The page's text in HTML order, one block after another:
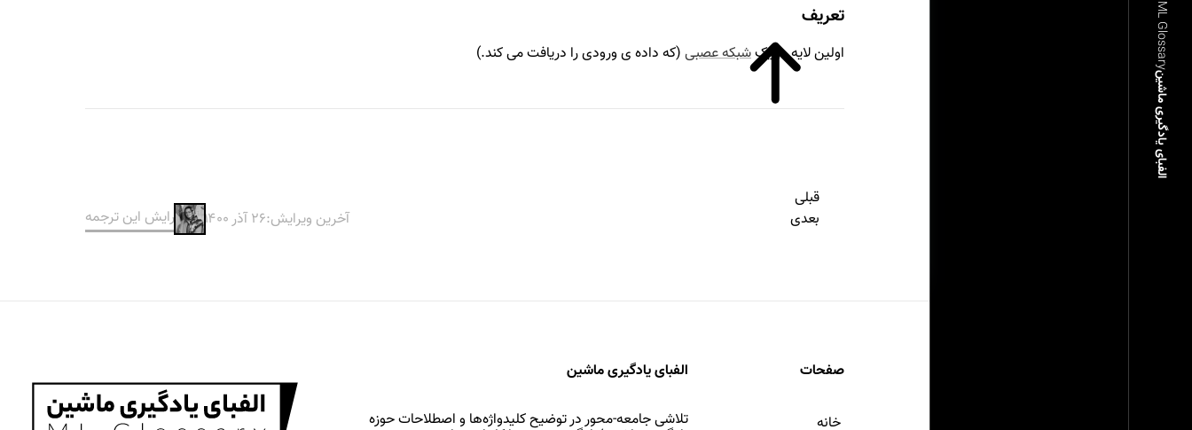
الفبای یادگیری ماشین
ML Glossary تعریف
اولین لایه در یکشبکه عصبی (که داده ی ورودی را دریافت می کند.)
قبلی
بعدی
آخرین ویرایش:۲۶ آذر ۱۴۰۰ ویرایش این ترجمه
صفحات
خانه
الفبای یادگیری ماشین
تلاشی جامعه-محور در توضیح کلیدواژه‌ها و اصطلاحات حوزه